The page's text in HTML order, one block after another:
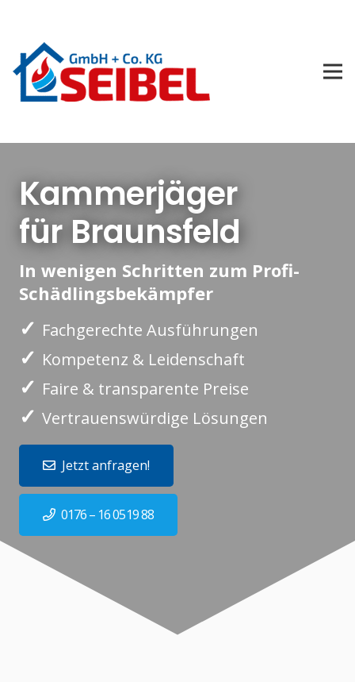
Kammerjäger
für Braunsfeld
In wenigen Schritten zum Profi-
Schädlingsbekämpfer
✓ Fachgerechte Ausführungen
✓ Kompetenz & Leidenschaft
✓ Faire & transparente Preise
✓ Vertrauenswürdige Lösungen
Jetzt anfragen!
0176 – 16 0519 88